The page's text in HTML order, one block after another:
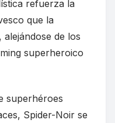
refuerza la
que la
de los
superheroico
superhéroes
Spider-Noir se